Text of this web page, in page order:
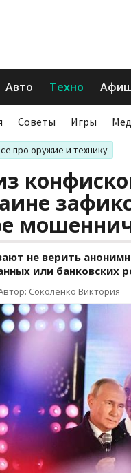
Авто Техно
Советы Игры
про оружие и технику
не верить
или банковских
Соколенко Виктория